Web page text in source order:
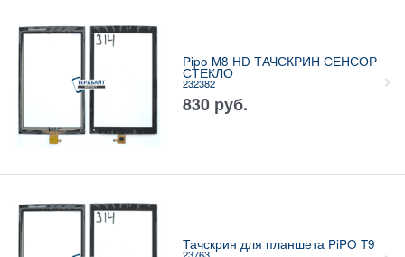
Pipo M8 HD ТАЧСКРИН СЕНСОР
СТЕКЛО
232382
830 руб.
Тачскрин для планшета PiPO T9